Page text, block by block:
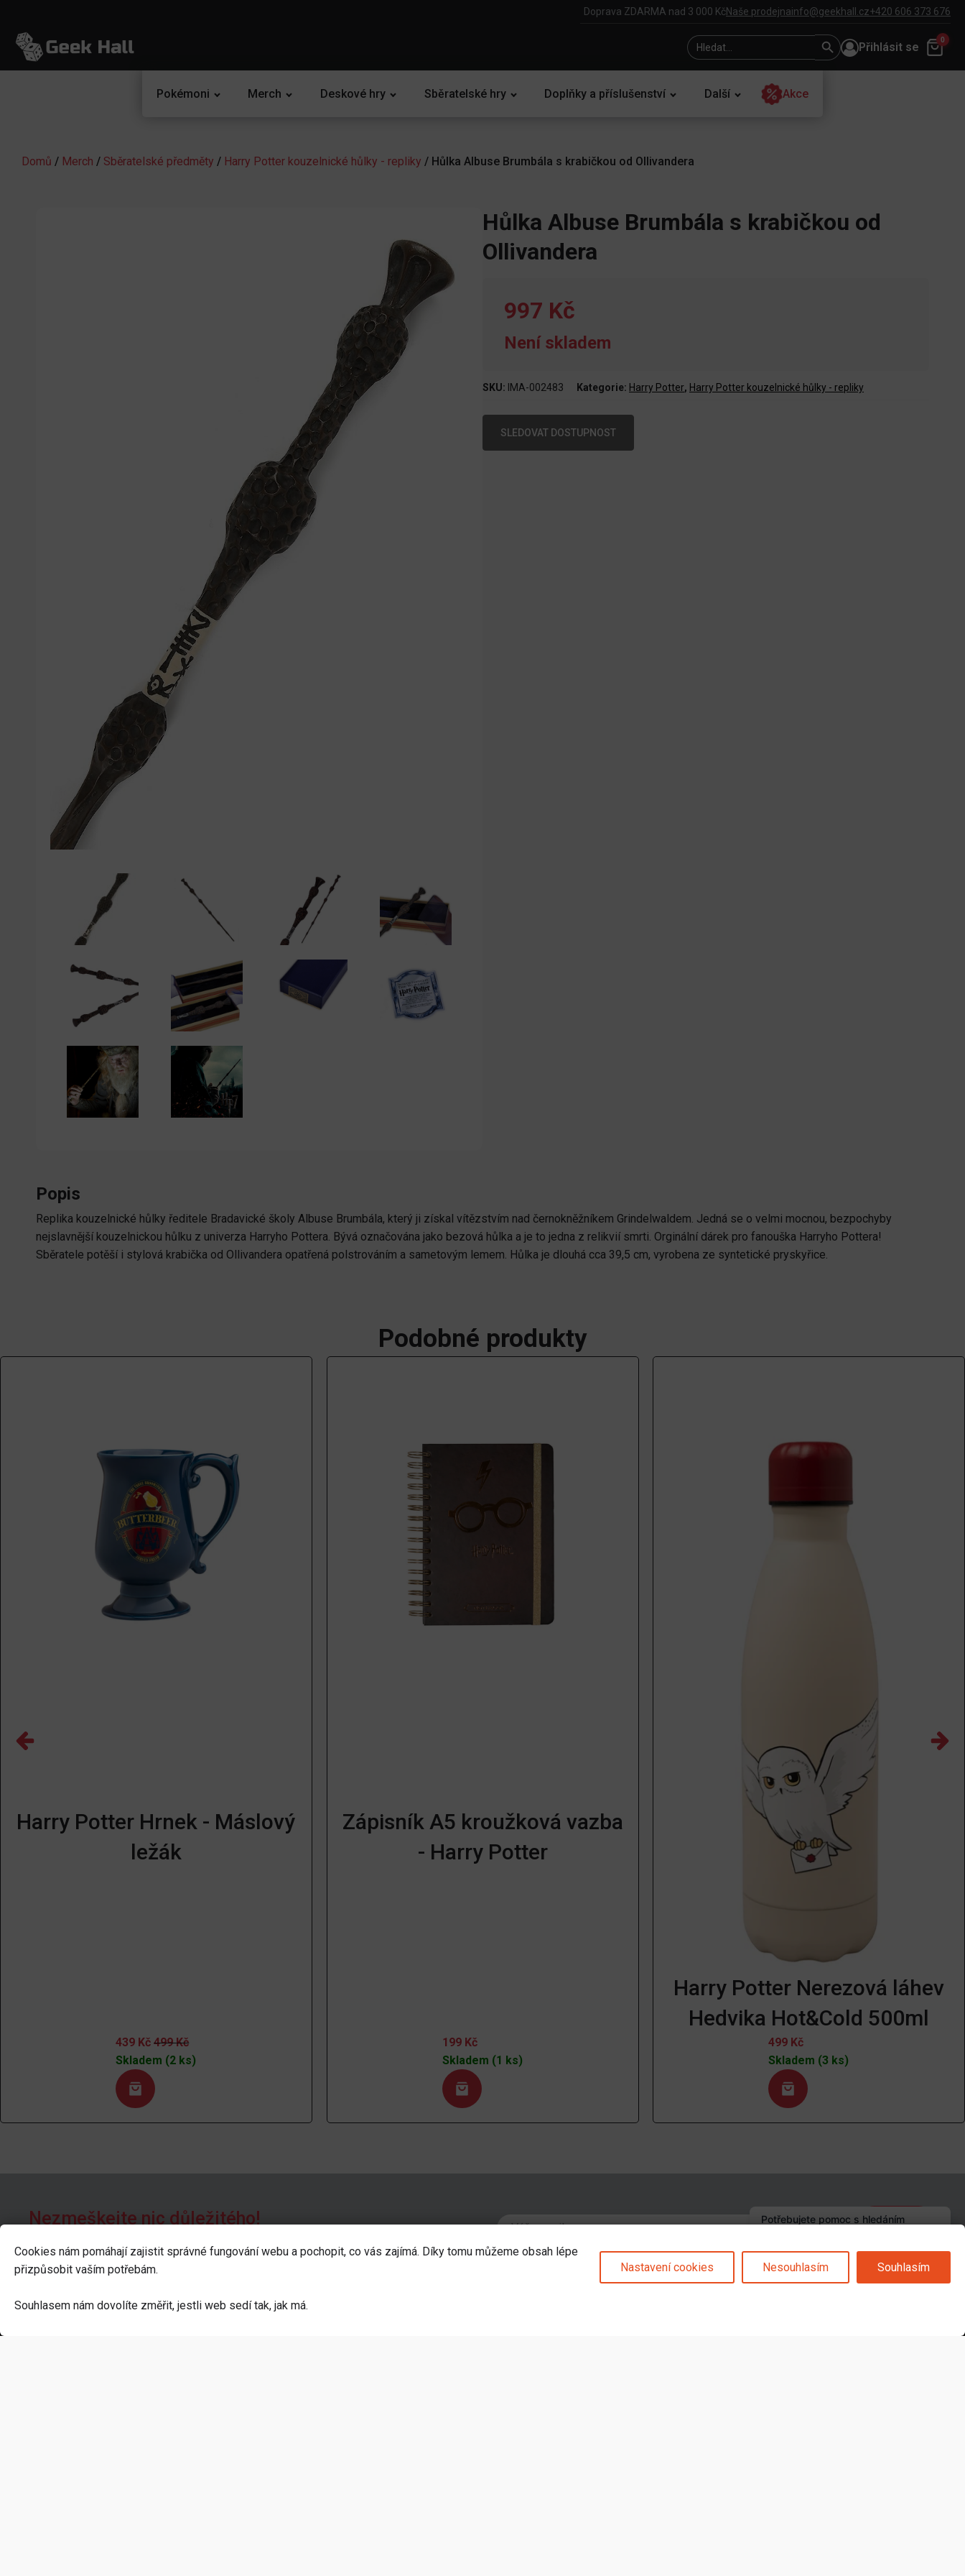
Doprava ZDARMA nad 3 000 KčNaše prodejnainfo@geekhall.cz+420 606 373 676
Search
for:
Search
Button
Přihlásit se
0
Pokémoni Merch Deskové hry Sběratelské hry Doplňky a příslušenství Další Akce
Domů / Merch / Sběratelské předměty / Harry Potter kouzelnické hůlky - repliky / Hůlka Albuse Brumbála s krabičkou od Ollivandera
Hůlka Albuse Brumbála s krabičkou od
Ollivandera
997 Kč
Není skladem
SKU: IMA-002483 Kategorie: Harry Potter, Harry Potter kouzelnické hůlky - repliky
SLEDOVAT DOSTUPNOST
Popis
Replika kouzelnické hůlky ředitele Bradavické školy Albuse Brumbála, který ji získal vítězstvím nad černokněžníkem Grindelwaldem. Jedná se o velmi mocnou, bezpochyby
nejslavnější kouzelnickou hůlku z univerza Harryho Pottera. Bývá označována jako bezová hůlka a je to jedna z relikvií smrti. Orginální dárek pro fanouška Harryho Pottera!
Sběratele potěší i stylová krabička od Ollivandera opatřená polstrováním a sametovým lemem. Hůlka je dlouhá cca 39,5 cm, vyrobena ze syntetické pryskyřice.
Podobné produkty
Harry Potter Hrnek - Máslový
ležák
439 Kč 499Kč
Skladem (2 ks)
Zápisník A5 kroužková vazba
- Harry Potter
199 Kč
Skladem (1 ks)
Harry Potter Nerezová láhev
Hedvika Hot&Cold 500ml
499 Kč
Skladem (3 ks)
Nezmeškejte nic důležitého!
speciálních akcích.
Odesláním souhlasíte sOchranou osobních údajů.
Cookies nám pomáhají zajistit správné fungování webu a pochopit, co vás zajímá. Díky tomu můžeme obsah lépe
přizpůsobit vaším potřebám.
Souhlasem nám dovolíte změřit, jestli web sedí tak, jak má.
Nastavení cookies Nesouhlasím Souhlasím